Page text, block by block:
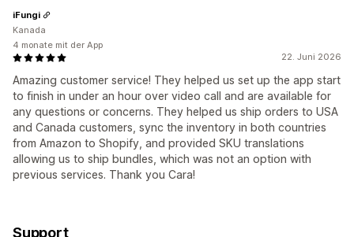
22. Juni 2026
Amazing customer service! They helped us set up the app start
to finish in under an hour over video call and are available for
any questions or concerns. They helped us ship orders to USA
and Canada customers, sync the inventory in both countries
from Amazon to Shopify, and provided SKU translations
allowing us to ship bundles, which was not an option with
previous services. Thank you Cara!
iFungi
Kanada
4 monate mit der App
Support